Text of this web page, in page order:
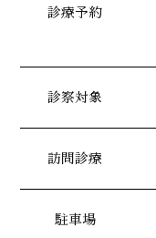
診療予約
診察対象
訪問診療
駐車場